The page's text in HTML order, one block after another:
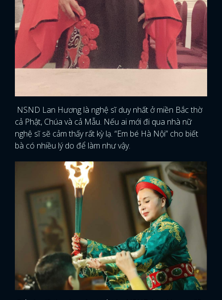
NSND Lan Hương là nghệ sĩ duy nhất ở miền Bắc thờ
cả Phật, Chúa và cả Mẫu. Nếu ai mới đi qua nhà nữ
nghệ sĩ sẽ cảm thấy rất kỳ lạ. “Em bé Hà Nội” cho biết
bà có nhiều lý do để làm như vậy.